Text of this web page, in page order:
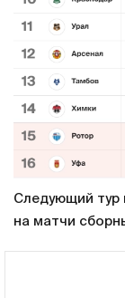
Следующий тур
на матчи